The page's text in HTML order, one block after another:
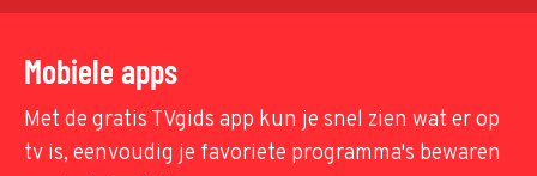
Mobiele apps
Met de gratis TVgids app kun je snel zien wat er op
tv is, eenvoudig je favoriete programma's bewaren